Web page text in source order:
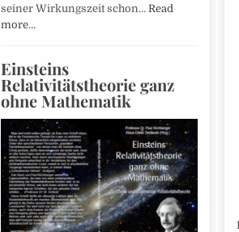
seiner Wirkungszeit schon… Read
more…
Einsteins
Relativitätstheorie ganz
ohne Mathematik